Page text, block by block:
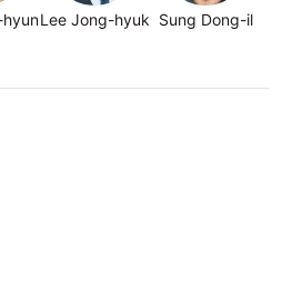
Lee Jong-hyuk Sung Dong-il